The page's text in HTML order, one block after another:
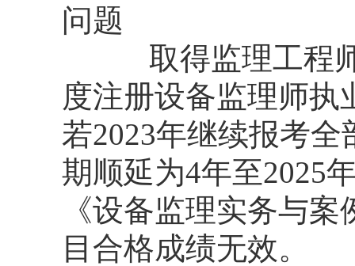
问题
取得监理工程师
度注册设备监理师执
若2023年继续报考
期顺延为4年至2025
《设备监理实务与
目合格成绩无效。